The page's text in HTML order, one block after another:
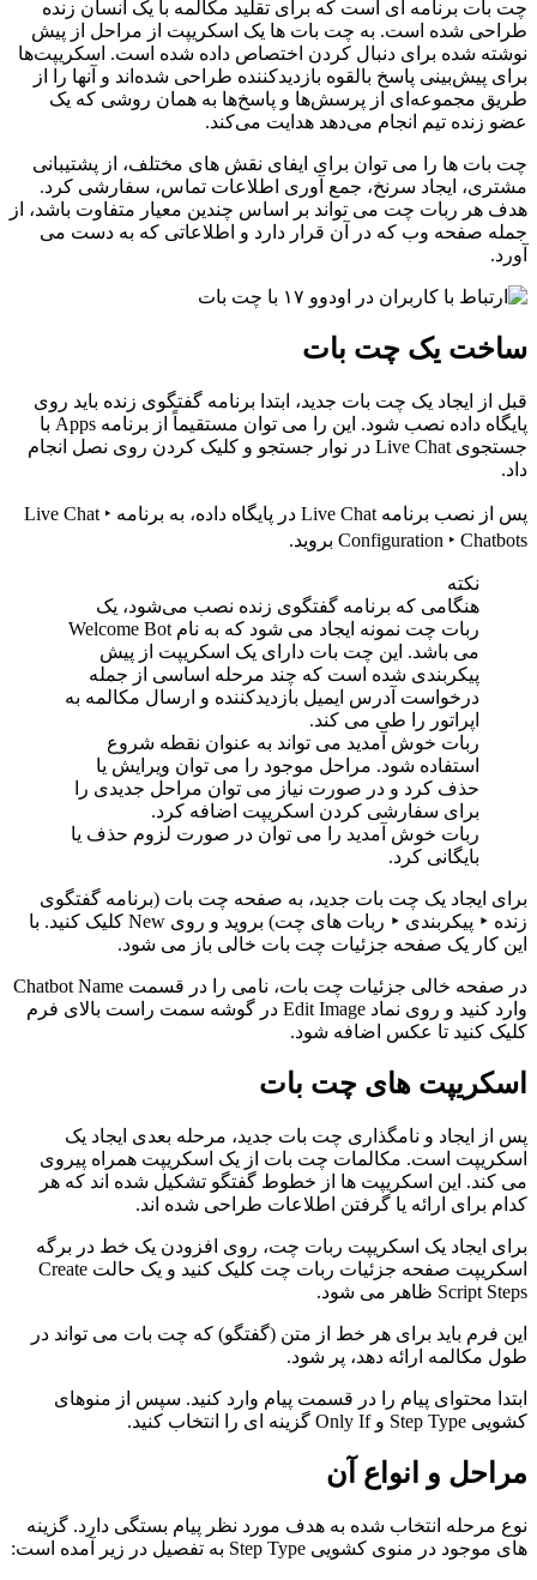
چت بات برنامه ای است که برای تقلید مکالمه با یک انسان زنده
طراحی شده است. به چت بات ها یک اسکریپت از مراحل از پیش
نوشته شده برای دنبال کردن اختصاص داده شده است. اسکریپت‌ها
برای پیش‌بینی پاسخ بالقوه بازدیدکننده طراحی شده‌اند و آنها را از
طریق مجموعه‌ای از پرسش‌ها و پاسخ‌ها به همان روشی که یک
عضو زنده تیم انجام می‌دهد هدایت می‌کند.
چت بات ها را می توان برای ایفای نقش های مختلف، از پشتیبانی
مشتری، ایجاد سرنخ، جمع آوری اطلاعات تماس، سفارشی کرد.
هدف هر ربات چت می تواند بر اساس چندین معیار متفاوت باشد، از
جمله صفحه وب که در آن قرار دارد و اطلاعاتی که به دست می
آورد.
ساخت یک چت بات
قبل از ایجاد یک چت بات جدید، ابتدا برنامه گفتگوی زنده باید روی
پایگاه داده نصب شود. این را می توان مستقیماً از برنامه Apps با
جستجوی Live Chat در نوار جستجو و کلیک کردن روی نصل انجام
داد.
پس از نصب برنامه Live Chat در پایگاه داده، به برنامه Live Chat ‣
Configuration ‣ Chatbots بروید.
نکته
هنگامی که برنامه گفتگوی زنده نصب می‌شود، یک
ربات چت نمونه ایجاد می شود که به نام Welcome Bot
می باشد. این چت بات دارای یک اسکریپت از پیش
پیکربندی شده است که چند مرحله اساسی از جمله
درخواست آدرس ایمیل بازدیدکننده و ارسال مکالمه به
اپراتور را طی می کند.
ربات خوش آمدید می تواند به عنوان نقطه شروع
استفاده شود. مراحل موجود را می توان ویرایش یا
حذف کرد و در صورت نیاز می توان مراحل جدیدی را
برای سفارشی کردن اسکریپت اضافه کرد.
ربات خوش آمدید را می توان در صورت لزوم حذف یا
بایگانی کرد.
برای ایجاد یک چت بات جدید، به صفحه چت بات (برنامه گفتگوی
زنده ‣ پیکربندی ‣ ربات های چت) بروید و روی New کلیک کنید. با
این کار یک صفحه جزئیات چت بات خالی باز می شود.
در صفحه خالی جزئیات چت بات، نامی را در قسمت Chatbot Name
وارد کنید و روی نماد Edit Image در گوشه سمت راست بالای فرم
کلیک کنید تا عکس اضافه شود.
اسکریپت های چت بات
پس از ایجاد و نامگذاری چت بات جدید، مرحله بعدی ایجاد یک
اسکریپت است. مکالمات چت بات از یک اسکریپت همراه پیروی
می کند. این اسکریپت ها از خطوط گفتگو تشکیل شده اند که هر
کدام برای ارائه یا گرفتن اطلاعات طراحی شده اند.
برای ایجاد یک اسکریپت ربات چت، روی افزودن یک خط در برگه
اسکریپت صفحه جزئیات ربات چت کلیک کنید و یک حالت Create
Script Steps ظاهر می شود.
این فرم باید برای هر خط از متن (گفتگو) که چت بات می تواند در
طول مکالمه ارائه دهد، پر شود.
ابتدا محتوای پیام را در قسمت پیام وارد کنید. سپس از منوهای
کشویی Step Type و Only If گزینه ای را انتخاب کنید.
مراحل و انواع آن
نوع مرحله انتخاب شده به هدف مورد نظر پیام بستگی دارد. گزینه
های موجود در منوی کشویی Step Type به تفصیل در زیر آمده است: